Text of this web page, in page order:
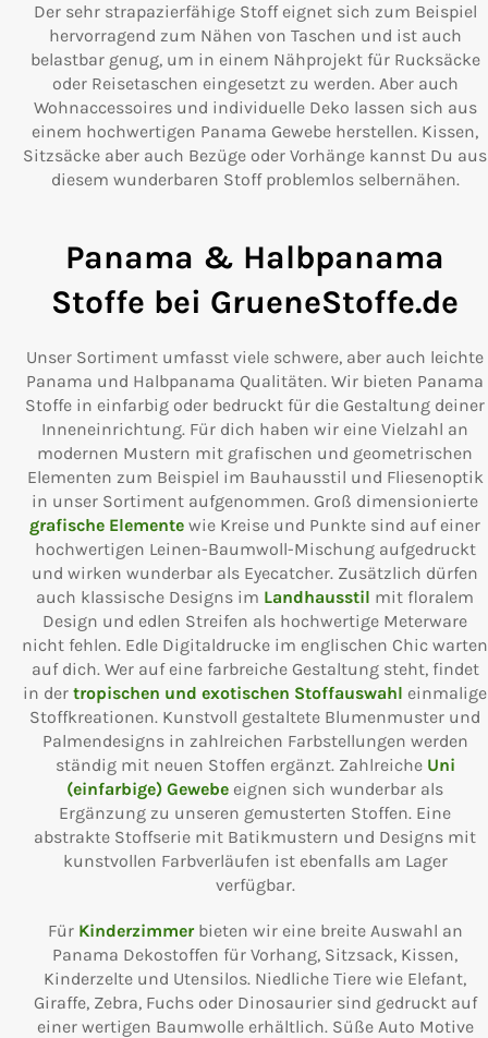
Der sehr strapazierfähige Stoff eignet sich zum Beispiel
hervorragend zum Nähen von Taschen und ist auch
belastbar genug, um in einem Nähprojekt für Rucksäcke
oder Reisetaschen eingesetzt zu werden. Aber auch
Wohnaccessoires und individuelle Deko lassen sich aus
einem hochwertigen Panama Gewebe herstellen. Kissen,
Sitzsäcke aber auch Bezüge oder Vorhänge kannst Du aus
diesem wunderbaren Stoff problemlos selbernähen.
Panama & Halbpanama
Stoffe bei GrueneStoffe.de
Unser Sortiment umfasst viele schwere, aber auch leichte
Panama und Halbpanama Qualitäten. Wir bieten Panama
Stoffe in einfarbig oder bedruckt für die Gestaltung deiner
Inneneinrichtung. Für dich haben wir eine Vielzahl an
modernen Mustern mit grafischen und geometrischen
Elementen zum Beispiel im Bauhausstil und Fliesenoptik
in unser Sortiment aufgenommen. Groß dimensionierte
grafische Elemente wie Kreise und Punkte sind auf einer
hochwertigen Leinen-Baumwoll-Mischung aufgedruckt
und wirken wunderbar als Eyecatcher. Zusätzlich dürfen
auch klassische Designs im Landhausstil mit floralem
Design und edlen Streifen als hochwertige Meterware
nicht fehlen. Edle Digitaldrucke im englischen Chic warten
auf dich. Wer auf eine farbreiche Gestaltung steht, findet
in der tropischen und exotischen Stoffauswahl einmalige
Stoffkreationen. Kunstvoll gestaltete Blumenmuster und
Palmendesigns in zahlreichen Farbstellungen werden
ständig mit neuen Stoffen ergänzt. Zahlreiche Uni
(einfarbige) Gewebe eignen sich wunderbar als
Ergänzung zu unseren gemusterten Stoffen. Eine
abstrakte Stoffserie mit Batikmustern und Designs mit
kunstvollen Farbverläufen ist ebenfalls am Lager
verfügbar.
Für Kinderzimmerbieten wir eine breite Auswahl an
Panama Dekostoffen für Vorhang, Sitzsack, Kissen,
Kinderzelte und Utensilos. Niedliche Tiere wie Elefant,
Giraffe, Zebra, Fuchs oder Dinosaurier sind gedruckt auf
einer wertigen Baumwolle erhältlich. Süße Auto Motive